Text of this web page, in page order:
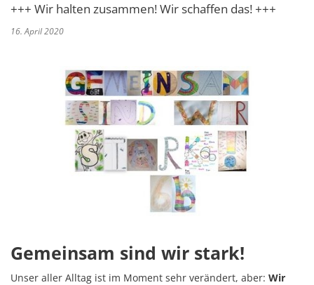
+++ Wir halten zusammen! Wir schaffen das! +++
16. April 2020
Gemeinsam sind wir stark!
Unser aller Alltag ist im Moment sehr verändert, aber: Wir